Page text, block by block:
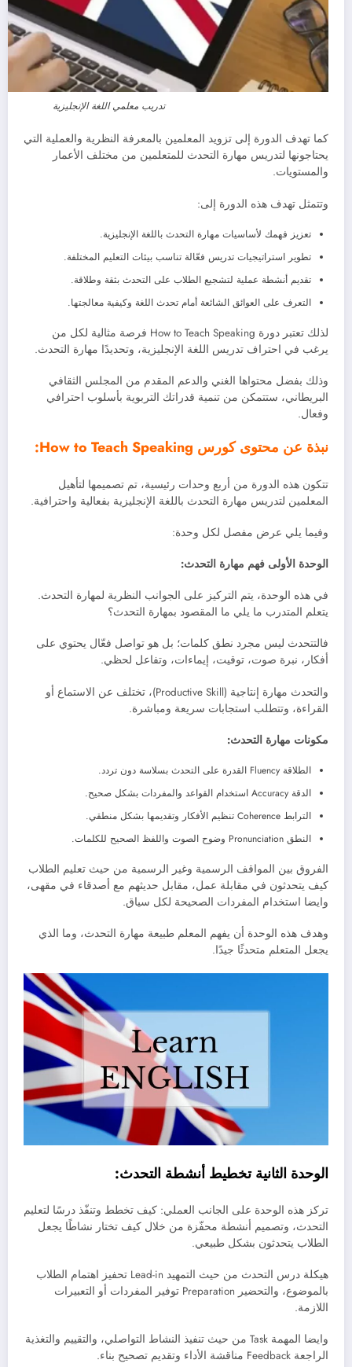
تدريب معلمي اللغة الإنجليزية
كما تهدف الدورة إلى تزويد المعلمين بالمعرفة النظرية والعملية التي
يحتاجونها لتدريس مهارة التحدث للمتعلمين من مختلف الأعمار
والمستويات.
وتتمثل تهدف هذه الدورة إلى:
تعزيز فهمك لأساسيات مهارة التحدث باللغة الإنجليزية.
تطوير استراتيجيات تدريس فعّالة تناسب بيئات التعليم المختلفة.
تقديم أنشطة عملية لتشجيع الطلاب على التحدث بثقة وطلاقة.
التعرف على العوائق الشائعة أمام تحدث اللغة وكيفية معالجتها.
لذلك تعتبر دورة How to Teach Speaking فرصة مثالية لكل من
يرغب في احتراف تدريس اللغة الإنجليزية، وتحديدًا مهارة التحدث.
وذلك بفضل محتواها الغني والدعم المقدم من المجلس الثقافي
البريطاني، ستتمكن من تنمية قدراتك التربوية بأسلوب احترافي
وفعال.
نبذة عن محتوى كورس How to Teach Speaking:
تتكون هذه الدورة من أربع وحدات رئيسية، تم تصميمها لتأهيل
المعلمين لتدريس مهارة التحدث باللغة الإنجليزية بفعالية واحترافية.
وفيما يلي عرض مفصل لكل وحدة:
الوحدة الأولى فهم مهارة التحدث:
في هذه الوحدة، يتم التركيز على الجوانب النظرية لمهارة التحدث.
يتعلم المتدرب ما يلي ما المقصود بمهارة التحدث؟
فالتتحدث ليس مجرد نطق كلمات؛ بل هو تواصل فعّال يحتوي على
أفكار، نبرة صوت، توقيت، إيماءات، وتفاعل لحظي.
والتحدث مهارة إنتاجية (Productive Skill)، تختلف عن الاستماع أو
القراءة، وتتطلب استجابات سريعة ومباشرة.
مكونات مهارة التحدث:
الطلاقة Fluency القدرة على التحدث بسلاسة دون تردد.
الدقة Accuracy استخدام القواعد والمفردات بشكل صحيح.
الترابط Coherence تنظيم الأفكار وتقديمها بشكل منطقي.
النطق Pronunciation وضوح الصوت واللفظ الصحيح للكلمات.
الفروق بين المواقف الرسمية وغير الرسمية من حيث تعليم الطلاب
كيف يتحدثون في مقابلة عمل، مقابل حديثهم مع أصدقاء في مقهى،
وايضا استخدام المفردات الصحيحة لكل سياق.
وهدف هذه الوحدة أن يفهم المعلم طبيعة مهارة التحدث، وما الذي
يجعل المتعلم متحدثًا جيدًا.
الوحدة الثانية تخطيط أنشطة التحدث:
تركز هذه الوحدة على الجانب العملي: كيف تخطط وتنفّذ درسًا لتعليم
التحدث، وتصميم أنشطة محفّزة من خلال كيف تختار نشاطًا يجعل
الطلاب يتحدثون بشكل طبيعي.
هيكلة درس التحدث من حيث التمهيد Lead-in تحفيز اهتمام الطلاب
بالموضوع، والتحضير Preparation توفير المفردات أو التعبيرات
اللازمة.
وايضا المهمة Task من حيث تنفيذ النشاط التواصلي، والتقييم والتغذية
الراجعة Feedback مناقشة الأداء وتقديم تصحيح بناء.